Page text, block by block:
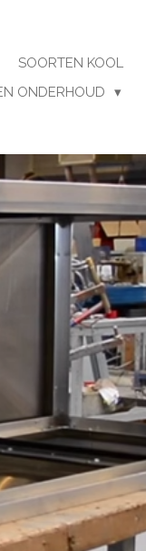
SOORTEN KOOL
ONDERHOUD